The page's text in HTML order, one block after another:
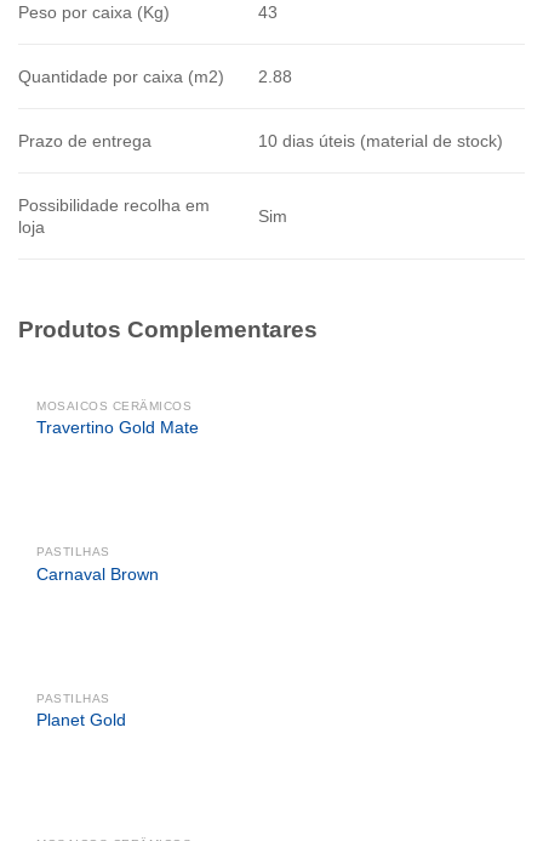
Peso por caixa (Kg) 43
Quantidade por caixa (m2) 2.88
Prazo de entrega 10 dias úteis (material de stock)
Possibilidade recolha em
loja
Sim
Produtos Complementares
MOSAICOS CERÂMICOS
Travertino Gold Mate
PASTILHAS
Carnaval Brown
PASTILHAS
Planet Gold